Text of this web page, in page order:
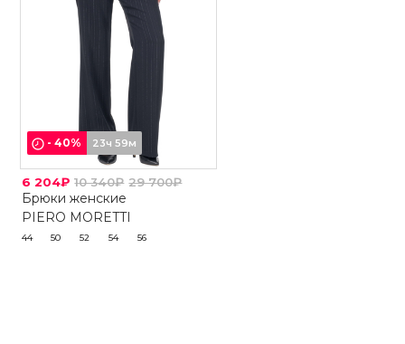
-40% 23ч 59м
6 204₽ 10 340₽ 29 700₽
Брюки женские
PIERO MORETTI
44 50 52 54 56